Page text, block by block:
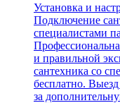
Установка и
Подключение
специалистами
и правильной
сантехника со
бесплатно.
за